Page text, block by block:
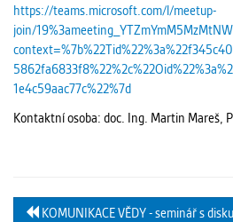
https://teams.microsoft.com/l/meetup-
join/
1e4c59aac77c%22%7d
Kontaktní osoba: doc. Ing. Martin Mareš,
KOMUNIKACE VĚDY - seminář s